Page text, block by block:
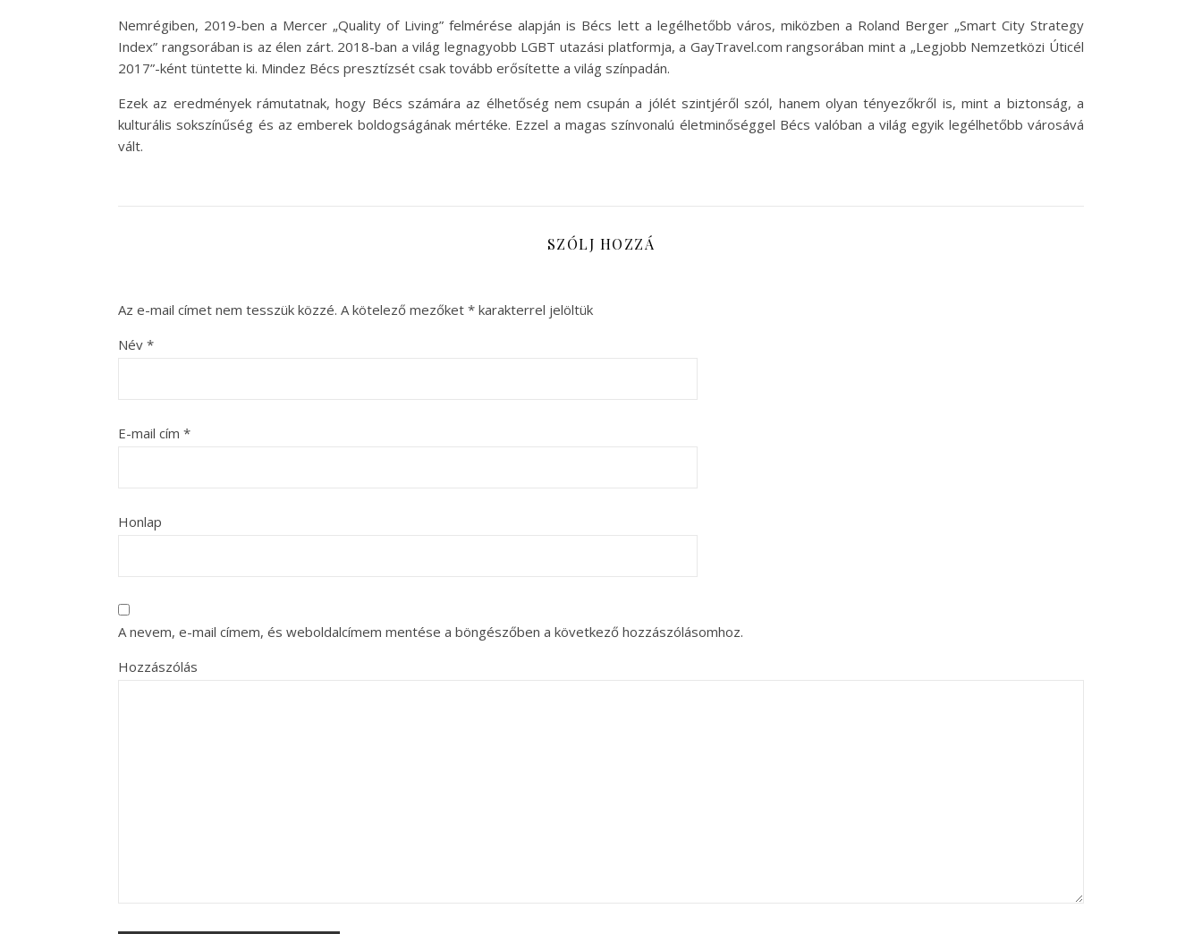
Nemrégiben, 2019-ben a Mercer „Quality of Living” felmérése alapján is Bécs lett a legélhetőbb város, miközben a Roland Berger „Smart City Strategy
Index” rangsorában is az élen zárt. 2018-ban a világ legnagyobb LGBT utazási platformja, a GayTravel.com rangsorában mint a „Legjobb Nemzetközi Úticél
2017”-ként tüntette ki. Mindez Bécs presztízsét csak tovább erősítette a világ színpadán.
Ezek az eredmények rámutatnak, hogy Bécs számára az élhetőség nem csupán a jólét szintjéről szól, hanem olyan tényezőkről is, mint a biztonság, a
kulturális sokszínűség és az emberek boldogságának mértéke. Ezzel a magas színvonalú életminőséggel Bécs valóban a világ egyik legélhetőbb városává
vált.
SZÓLJ HOZZÁ
Az e-mail címet nem tesszük közzé. A kötelező mezőket * karakterrel jelöltük
Név *
E-mail cím *
Honlap
A nevem, e-mail címem, és weboldalcímem mentése a böngészőben a következő hozzászólásomhoz.
Hozzászólás